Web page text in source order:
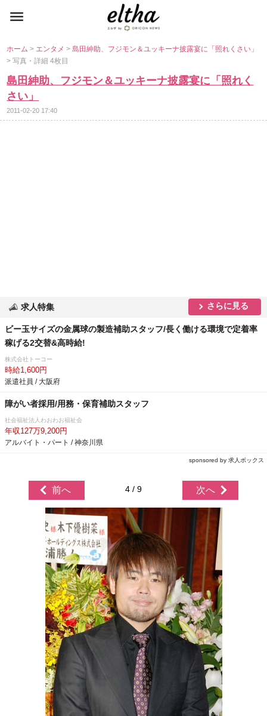
ホーム> エンタメ>島田紳助、フジモン＆ユッキーナ披露宴に「照れくさい」
> 写真・詳細 4枚目
島田紳助、フジモン＆ユッキーナ披露宴に「照れく
さい」
2011-02-20 17:40
求人特集 さらに見る
ビー玉サイズの金属球の製造補助スタッフ/長く働ける環境で定着率
稼げる2交替&高時給!
株式会社トーコー
時給1,600円
派遣社員 / 大阪府
障がい者採用/用務・保育補助スタッフ
社会福祉法人わおわお福祉会
年収127万9,200円
アルバイト・パート / 神奈川県
sponsored by 求人ボックス
前へ 4 / 9 次へ